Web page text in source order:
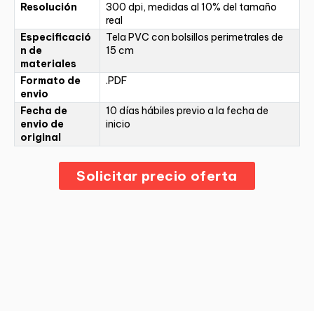
Resolución
300 dpi, medidas al 10% del tamaño
real
Especificació
n de
materiales
Tela PVC con bolsillos perimetrales de
15 cm
Formato de
envio
.PDF
Fecha de
envio de
original
10 días hábiles previo a la fecha de
inicio
Solicitar precio oferta